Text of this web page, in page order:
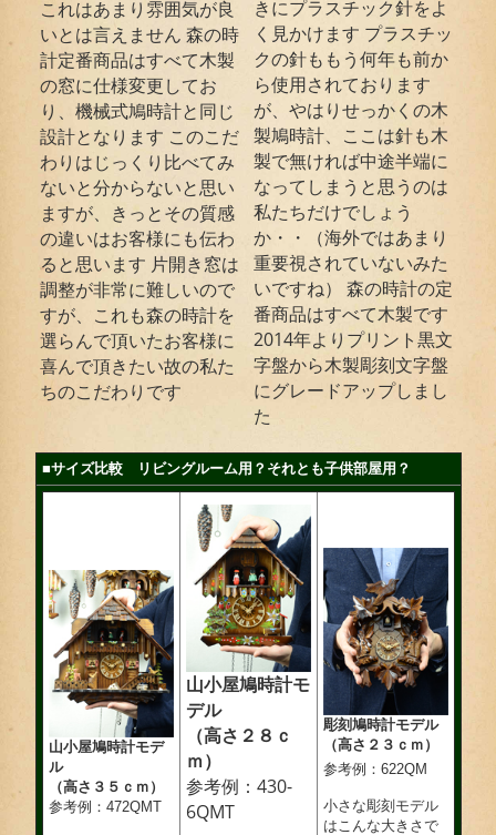
これはあまり雰囲気が良
いとは言えません 森の時
計定番商品はすべて木製
の窓に仕様変更してお
り、機械式鳩時計と同じ
設計となります このこだ
わりはじっくり比べてみ
ないと分からないと思い
ますが、きっとその質感
の違いはお客様にも伝わ
ると思います 片開き窓は
調整が非常に難しいので
すが、これも森の時計を
選らんで頂いたお客様に
喜んで頂きたい故の私た
ちのこだわりです
きにプラスチック針をよ
く見かけます プラスチッ
クの針ももう何年も前か
ら使用されております
が、やはりせっかくの木
製鳩時計、ここは針も木
製で無ければ中途半端に
なってしまうと思うのは
私たちだけでしょう
か・・（海外ではあまり
重要視されていないみた
いですね） 森の時計の定
番商品はすべて木製です
2014年よりプリント黒文
字盤から木製彫刻文字盤
にグレードアップしまし
た
■サイズ比較 リビングルーム用？それとも子供部屋用？
山小屋鳩時計モデ
ル
（高さ３５ｃｍ）
参考例：472QMT
山小屋鳩時計モ
デル
（高さ２８ｃ
ｍ）
参考例：430-
6QMT
彫刻鳩時計モデル
（高さ２３ｃｍ）
参考例：622QM
小さな彫刻モデル
はこんな大きさで